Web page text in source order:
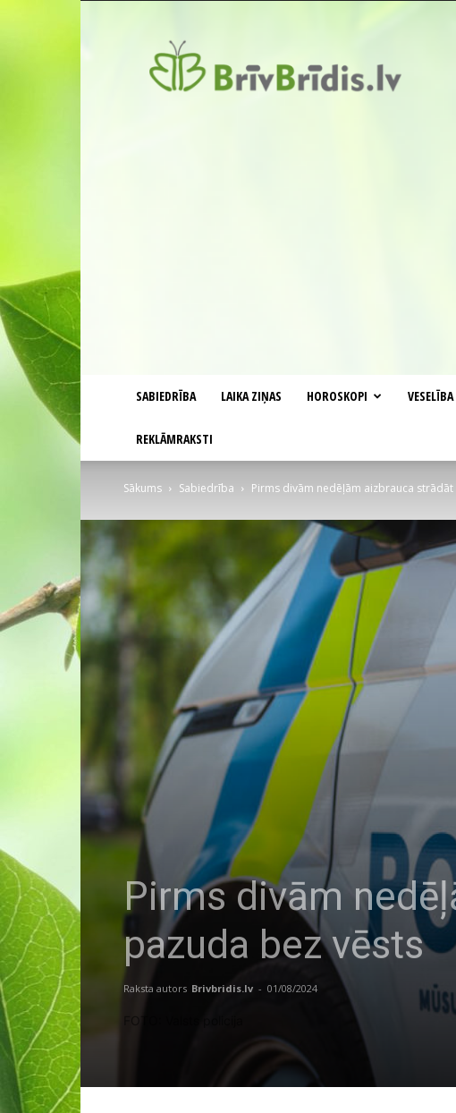
SABIEDRĪBA LAIKA ZIŅAS HOROSKOPI VESELĪBA
REKLĀMRAKSTI
Sākums Sabiedrība Pirms divām nedēļām aizbrauca
Pirms divām
pazuda bez vēsts
Raksta autors Brivbridis.lv - 01/08/2024